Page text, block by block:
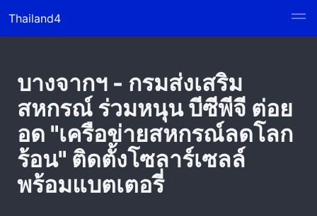
Thailand4
บางจากฯ - กรมส่งเสริม
สหกรณ์ ร่วมหนุน บีซีพีจี ต่อย
อด "เครือข่ายสหกรณ์ลดโลก
ร้อน" ติดตั้งโซลาร์เซลล์
พร้อมแบตเตอรี่